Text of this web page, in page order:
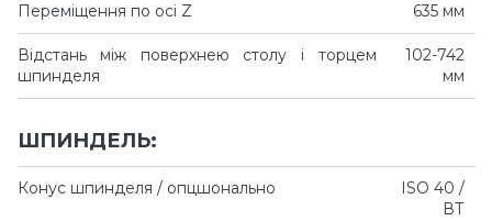
Переміщення по осі Z 635 мм
Відстань між поверхнею столу і торцем
шпинделя
102-742
мм
ШПИНДЕЛЬ:
Конус шпинделя / опцшонально
ISO 40 /
ВТ